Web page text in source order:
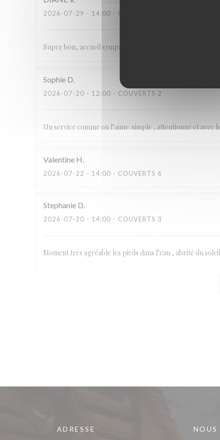
2026-07-29 - 14:00 - COUVERTS 4
Super bon, accueil sympa service rapide.
Sophie D
2026-07-20 - 12:00 - COUVERTS 2
Un service comme on l’aime: simple , attentionné et
Valentine H
2026-07-22 - 14:00 - COUVERTS 6
Stephanie D
2026-07-20 - 14:00 - COUVERTS 3
Moment très agréable les pieds dans l’eau , abrité du
ADRESSE NOUS